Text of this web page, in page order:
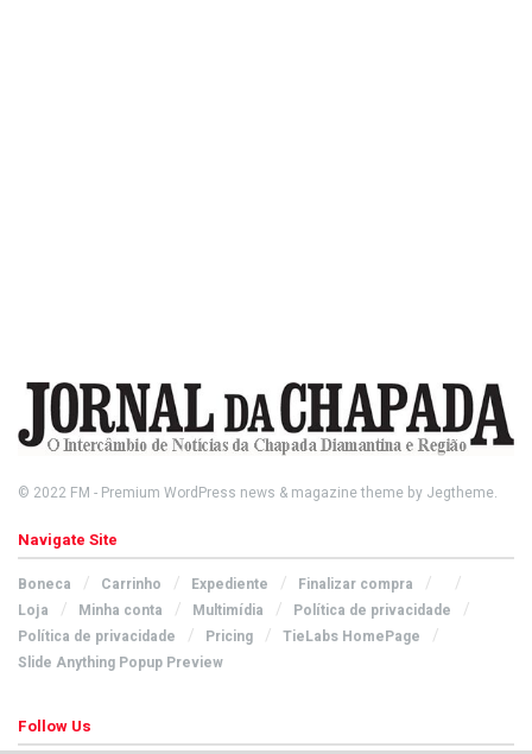
© 2022 FM - Premium WordPress news & magazine theme by Jegtheme.
Navigate Site
Boneca Carrinho Expediente
Finalizar compra
Loja
Minha conta Multimídia
Política de privacidade
Política de privacidade
Pricing
TieLabs HomePage
Slide Anything Popup Preview
Follow Us